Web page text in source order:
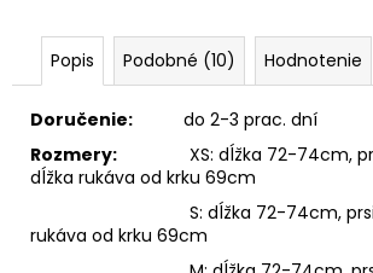
Popis Podobné (10) Hodnotenie
Doručenie: do 2-3 prac. dní
Rozmery: XS: dĺžka 72-74cm,
dĺžka rukáva od krku 69cm
S: dĺžka 72-74cm, prsia
rukáva od krku 69cm